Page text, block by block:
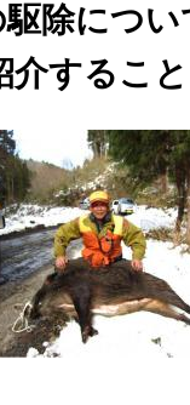
除につ
するこ